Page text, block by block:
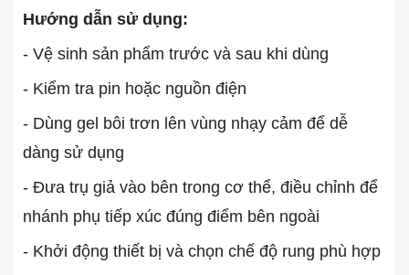
Hướng dẫn sử dụng:
- Vệ sinh sản phẩm trước và sau khi dùng
- Kiểm tra pin hoặc nguồn điện
- Dùng gel bôi trơn lên vùng nhạy cảm để dễ
dàng sử dụng
- Đưa trụ giả vào bên trong cơ thể, điều chỉnh để
nhánh phụ tiếp xúc đúng điểm bên ngoài
- Khởi động thiết bị và chọn chế độ rung phù hợp